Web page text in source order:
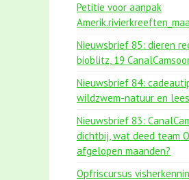
Petitie voor aanpak
Nieuwsbrief 85: dieren
bioblitz, 19
Nieuwsbrief 84:
wildzwem-natuur en
Nieuwsbrief 83:
dichtbij, wat deed team
afgelopen maanden?
Opfriscursus